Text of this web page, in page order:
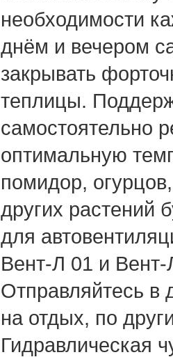
необходимости
днём и вечером
закрывать
теплицы.
самостоятельно
оптимальную
помидор,
других растений
для
Вент-Л 01 и
Отправляйтесь в
на отдых, по
Гидравлическая